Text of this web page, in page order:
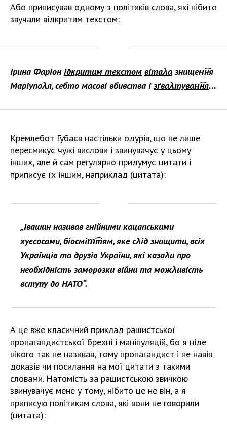
Або приписував одному з політиків слова, які нібито
звучали відкритим текстом:
Ірина Фаріонѵідкритим текстом вітаλа знищен͡ня
Маріупоλя, себто масові вбивства ізґваλтуван͡ня...
Кремлебот Губаєв настільки одурів, що не лише
пересмикує чужі вислови і звинувачує у цьому
інших, але й сам регулярно придумує цитати і
приписує їх іншим, наприклад (цитата):
„Івашин називав гнійними кацапськими
хуєсосами, біосміт͡тям, яке сλід знищити, всіх
Українців та друзів України, які казаλи про
необхідність заморозки війни та можλивість
вступу до НАТО“.
А це вже класичний приклад рашистської
пропагандистської брехні і маніпуляцій, бо я ніде
нікого так не називав, тому пропагандист і не навів
доказів чи посилання на мої цитати з такими
словами. Натомість за рашистською звичкою
звинувачує мене у тому, нібито це не він, а я
приписую політикам слова, які вони не говорили
(цитата):